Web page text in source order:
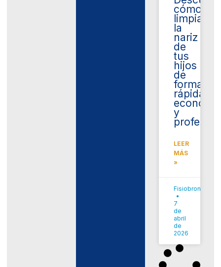
cómo
limpiar
la
nariz
de
tus
hijos
de
forma
rápida,
y
LEER
MÁS
»
Fisiobronquial
7
de
abril
de
2026